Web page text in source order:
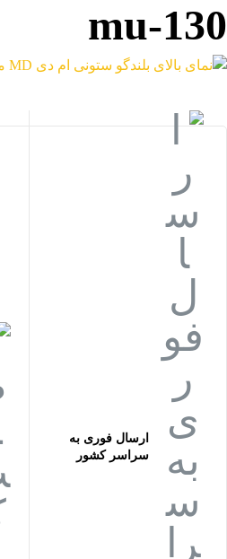
mu-
ارسال فوری به
سراسر کشور